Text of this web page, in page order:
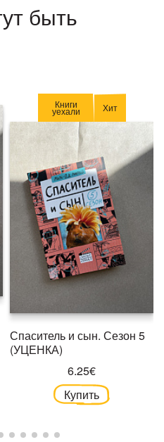
быть
Книги
уехали Хит
Спаситель и сын. Сезон 5
(УЦЕНКА)
6.25€
Купить